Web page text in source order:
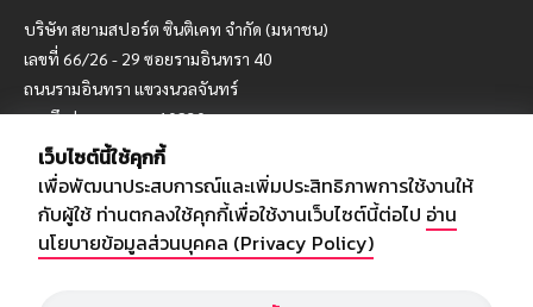
บริษัท สยามสปอร์ต ซินติเคท จำกัด (มหาชน)
เลขที่ 66/26 - 29 ซอยรามอินทรา 40
ถนนรามอินทรา แขวงนวลจันทร์
เขตบึงกุ่ม กรุงเทพฯ 10230
โทร : 02-5088-000
อีเมล์ : webmaster@siamsport.co.th
เว็บไซต์ : www.siamsport.co.th
เว็บไซต์นี้ใช้คุกกี้
เพื่อพัฒนาประสบการณ์และเพิ่มประสิทธิภาพการใช้งานให้
กับผู้ใช้ ท่านตกลงใช้คุกกี้เพื่อใช้งานเว็บไซต์นี้ต่อไป อ่าน
นโยบายข้อมูลส่วนบุคคล (Privacy Policy)